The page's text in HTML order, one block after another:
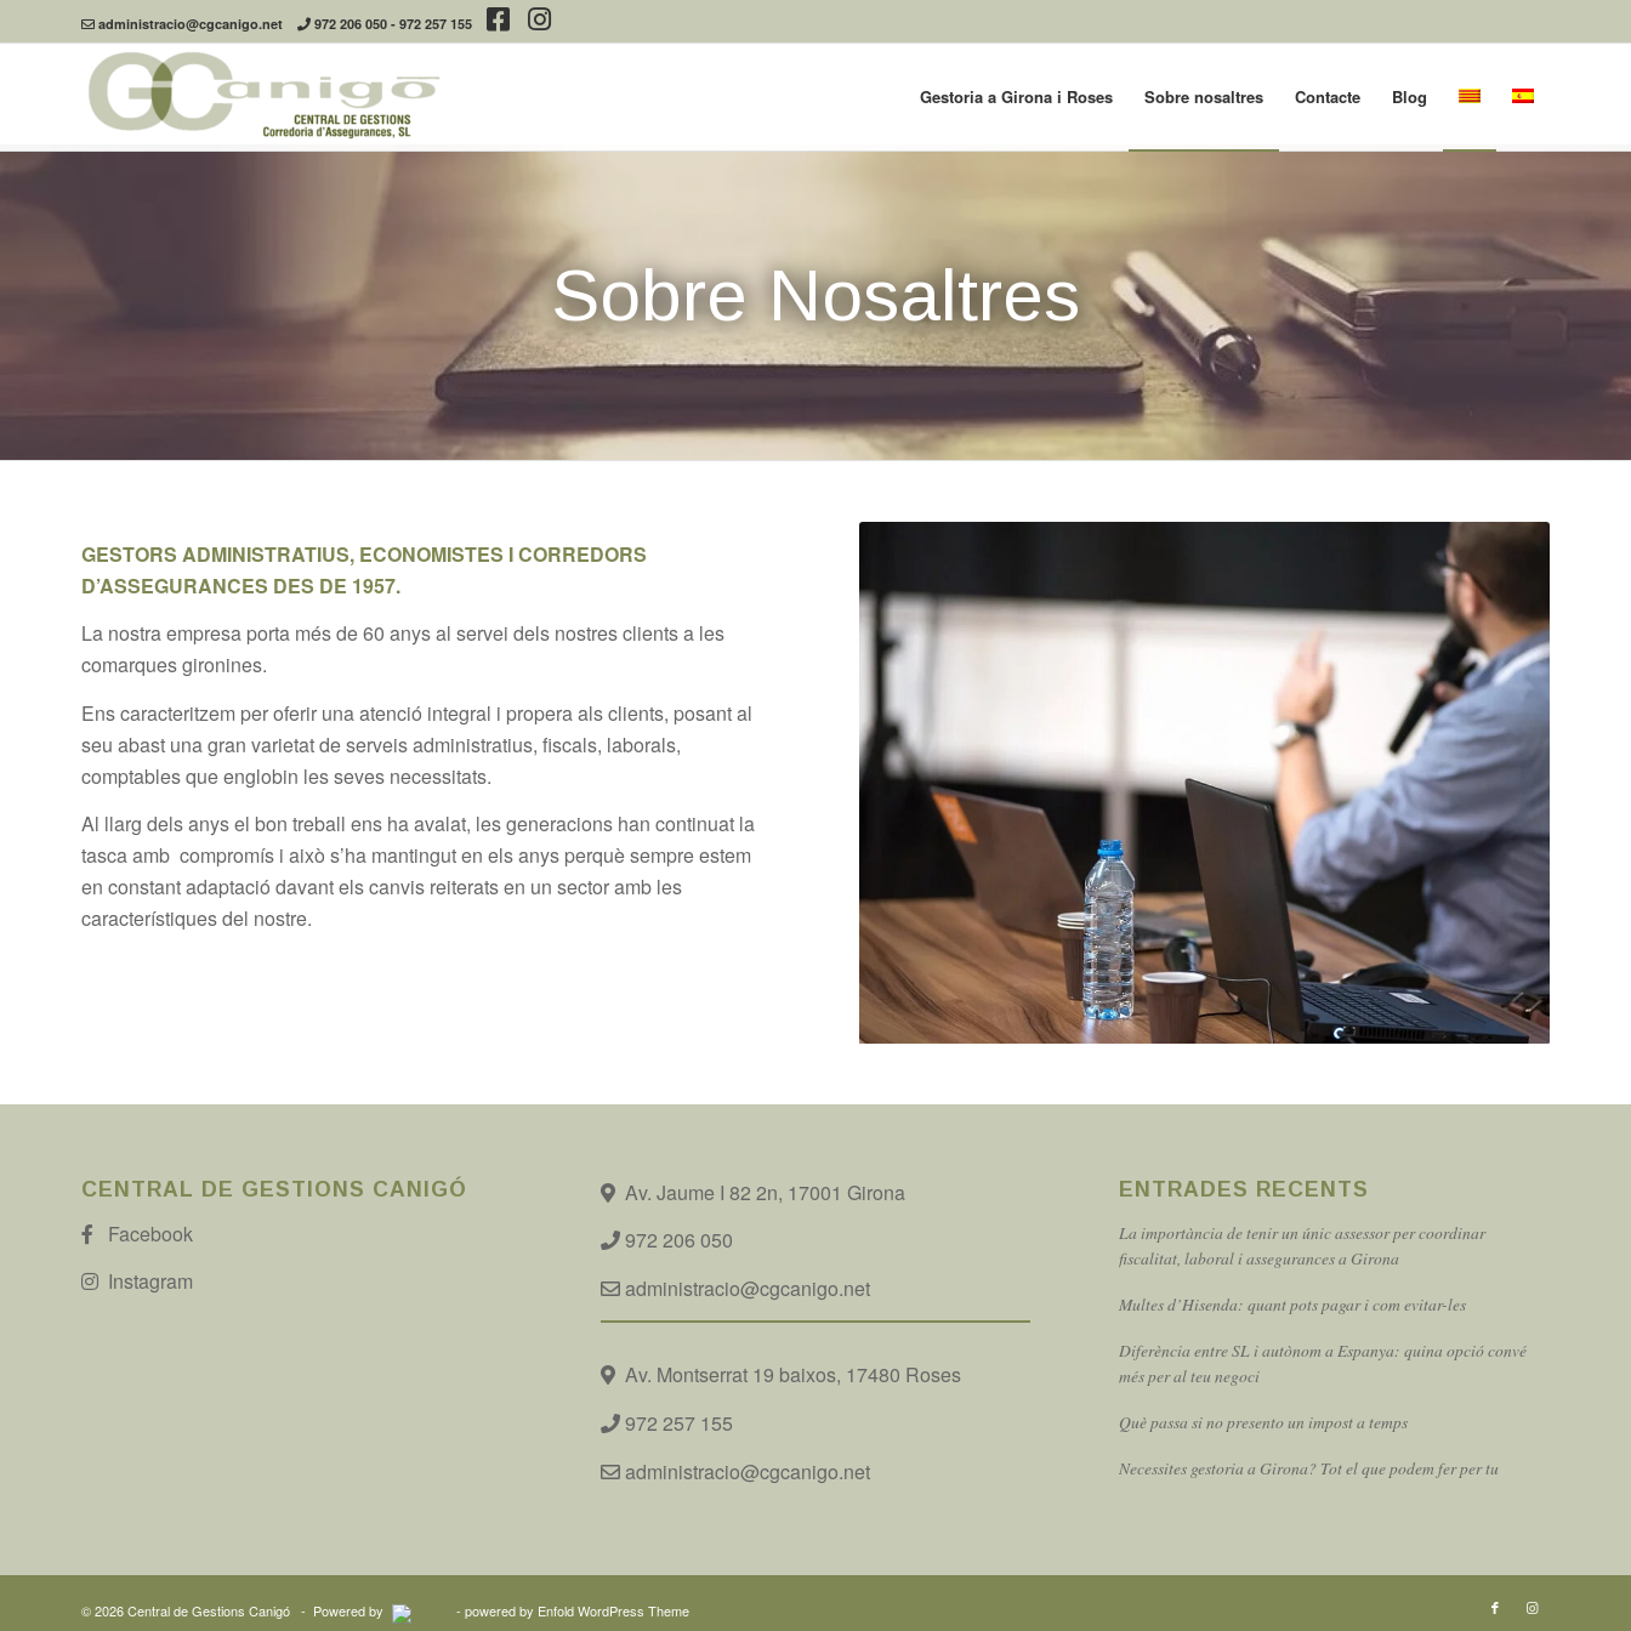
administracio@cgcanigo.net 972 206 050 - 972 257 155
Gestoria a Girona i Roses Sobre nosaltres Contacte Blog
Sobre Nosaltres
GESTORS ADMINISTRATIUS, ECONOMISTES I CORREDORS
D’ASSEGURANCES DES DE 1957.
La nostra empresa porta més de 60 anys al servei dels nostres clients a les
comarques gironines.
Ens caracteritzem per oferir una atenció integral i propera als clients, posant al
seu abast una gran varietat de serveis administratius, fiscals, laborals,
comptables que englobin les seves necessitats.
Al llarg dels anys el bon treball ens ha avalat, les generacions han continuat la
tasca amb compromís i això s’ha mantingut en els anys perquè sempre estem
en constant adaptació davant els canvis reiterats en un sector amb les
característiques del nostre.
CENTRAL DE GESTIONS CANIGÓ
Facebook
Instagram
Av. Jaume I 82 2n, 17001 Girona
972 206 050
administracio@cgcanigo.net
Av. Montserrat 19 baixos, 17480 Roses
972 257 155
administracio@cgcanigo.net
ENTRADES RECENTS
La importància de tenir un únic assessor per coordinar
fiscalitat, laboral i assegurances a Girona
Multes d’Hisenda: quant pots pagar i com evitar-les
Diferència entre SL i autònom a Espanya: quina opció convé
més per al teu negoci
Què passa si no presento un impost a temps
Necessites gestoria a Girona? Tot el que podem fer per tu
©2026Central de Gestions Canigó - Powered by - powered by Enfold WordPress Theme